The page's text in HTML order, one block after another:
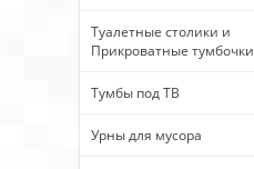
Туалетные столики и
Прикроватные тумбочки
Тумбы под ТВ
Урны для мусора